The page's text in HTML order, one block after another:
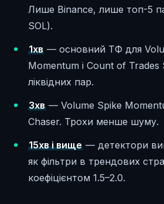
Лише Binance, лише топ-5
SOL).
1хв— основний ТФ для
Momentum і Count of
ліквідних пар.
3хв— Volume Spike
Chaser. Трохи менше шуму.
15хв і вище— детектори
як фільтри в трендових
коефіцієнтом 1.5–2.0.